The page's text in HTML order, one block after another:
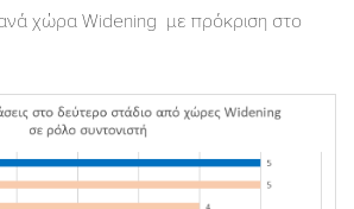
χώρα Widening με πρόκριση στο